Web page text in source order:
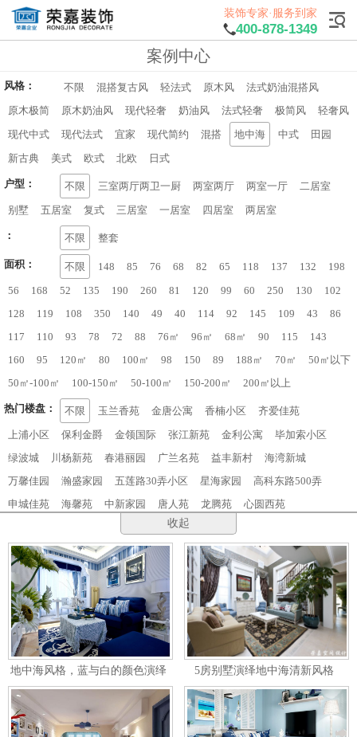
装饰专家·服务到家
400-878-1349
案例中心
风格： 不限 混搭复古风 轻法式 原木风
法式奶油混搭风
原木极简
原木奶油风 现代轻奢 奶油风 法式轻奢 极简风
轻奢风
现代中式
现代法式 宜家 现代简约 混搭 地中海 中式
田园
新古典
美式 欧式 北欧 日式
户型： 不限 三室两厅两卫一厨 两室两厅 两室一厅
二居室
别墅
五居室 复式 三居室 一居室 四居室 两居室
： 不限 整套
面积： 不限 148 85 76 68 82 65 118 137 132
198
56
168 52 135 190 260 81 120 99 60 250 130
102
128
119 108 350 140 49 40 114 92 145 109 43
86
117
110 93 78 72 88 76㎡ 96㎡ 68㎡ 90 115
143
160
95 120㎡ 80 100㎡ 98 150 89 188㎡ 70㎡
50㎡以下
50㎡-100㎡
100-150㎡ 50-100㎡ 150-200㎡ 200㎡以上
热门楼盘： 不限 玉兰香苑 金唐公寓 香楠小区
齐爱佳苑
上浦小区
保利金爵 金领国际 张江新苑 金利公寓
毕加索小区
绿波城
川杨新苑 春港丽园 广兰名苑 益丰新村
海湾新城
万馨佳园
瀚盛家园 五莲路30弄小区 星海家园
高科东路500弄
申城佳苑
海馨苑 中新家园 唐人苑 龙腾苑
心圆西苑
收起
地中海风格，蓝与白的颜色演绎
青花瓷的感觉
5房别墅演绎地中海清新风格